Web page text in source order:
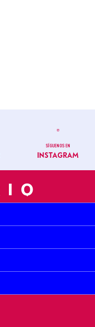
SÍGUENOS EN
INSTAGRAM